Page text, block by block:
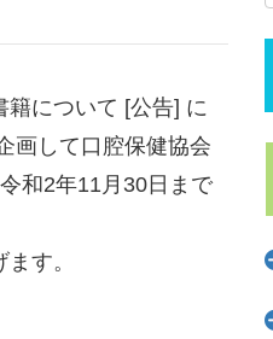
籍について [公告] に
画して口腔保健協会
和2年11月30日まで
す。